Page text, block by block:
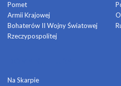
Pomet
Armii Krajowej
Bohaterów II Wojny Światowej
Rzeczypospolitej
Na Skarpie